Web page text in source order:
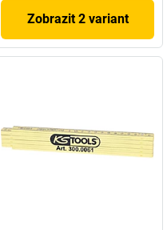
Zobrazit 2 variant